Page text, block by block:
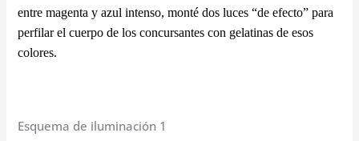
entre magenta y azul intenso, monté dos luces “de efecto” para
perfilar el cuerpo de los concursantes con gelatinas de esos
colores.
Esquema de iluminación 1